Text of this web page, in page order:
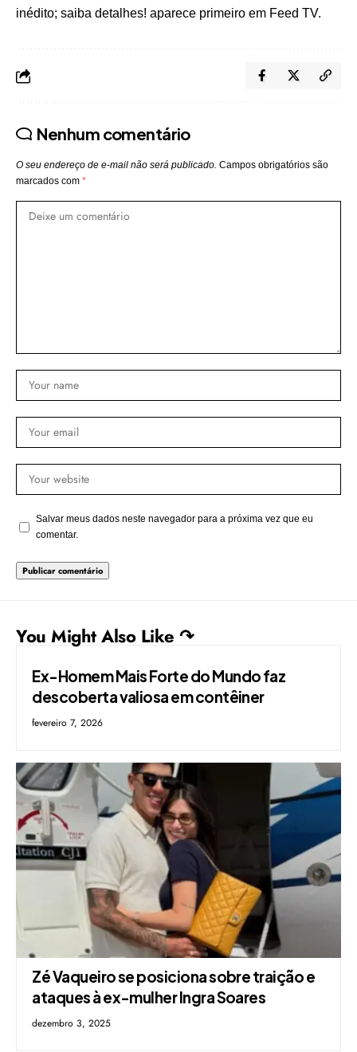
inédito; saiba detalhes! aparece primeiro em Feed TV.
Nenhum comentário
O seu endereço de e-mail não será publicado. Campos obrigatórios são
marcados com *
Salvar meus dados neste navegador para a próxima vez que eu
comentar.
You Might Also Like ↷
Ex-Homem Mais Forte do Mundo faz
descoberta valiosa em contêiner
fevereiro 7, 2026
Zé Vaqueiro se posiciona sobre traição e
ataques à ex-mulher Ingra Soares
dezembro 3, 2025